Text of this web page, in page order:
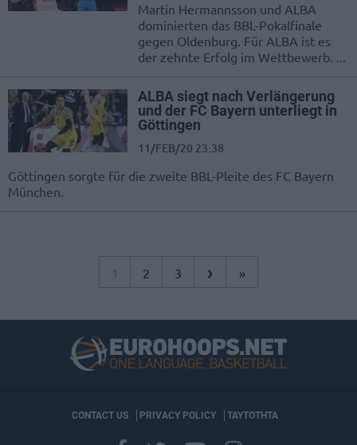
Martin Hermannsson und ALBA
dominierten das BBL-Pokalfinale
gegen Oldenburg. Für ALBA ist es
der zehnte Erfolg im Wettbewerb. ...
ALBA siegt nach Verlängerung
und der FC Bayern unterliegt in
Göttingen
11/FEB/20 23:38
Göttingen sorgte für die zweite BBL-Pleite des FC Bayern
München.
1 2 3 › »
CONTACT US PRIVACY POLICY ΤΑΥΤΟΤΗΤΑ